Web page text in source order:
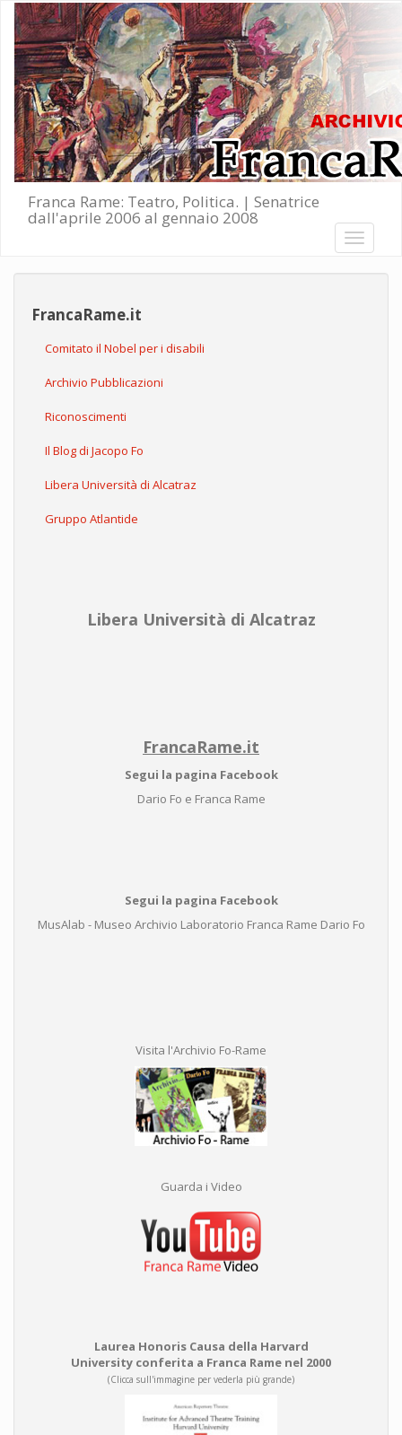
Salta al contenuto principale
Franca Rame: Teatro, Politica. | Senatrice
dall'aprile 2006 al gennaio 2008
Toggle
FrancaRame.it
Comitato il Nobel per i disabili
Archivio Pubblicazioni
Riconoscimenti
Il Blog di Jacopo Fo
Libera Università di Alcatraz
Gruppo Atlantide
Libera Università di Alcatraz
FrancaRame.it
Segui la pagina Facebook
Dario Fo e Franca Rame
Segui la pagina Facebook
MusAlab - Museo Archivio Laboratorio Franca Rame Dario Fo
Visita l'Archivio Fo-Rame
Guarda i Video
Laurea Honoris Causa della Harvard
University conferita a Franca Rame nel 2000
(Clicca sull'immagine per vederla più grande)